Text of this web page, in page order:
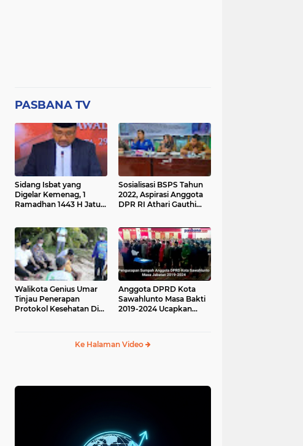
PASBANA TV
Sidang Isbat yang
Digelar Kemenag, 1
Ramadhan 1443 H Jatuh
Sosialisasi BSPS Tahun
2022, Aspirasi Anggota
DPR RI Athari Gauthi
Walikota Genius Umar
Tinjau Penerapan
Protokol Kesehatan Di
Anggota DPRD Kota
Sawahlunto Masa Bakti
2019-2024 Ucapkan
Ke Halaman Video